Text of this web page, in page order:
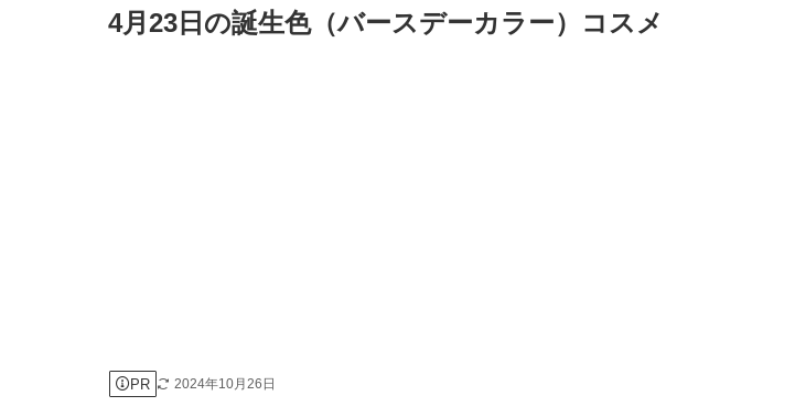
4月23日の誕生色（バースデーカラー）コスメ
PR 2024年10月26日